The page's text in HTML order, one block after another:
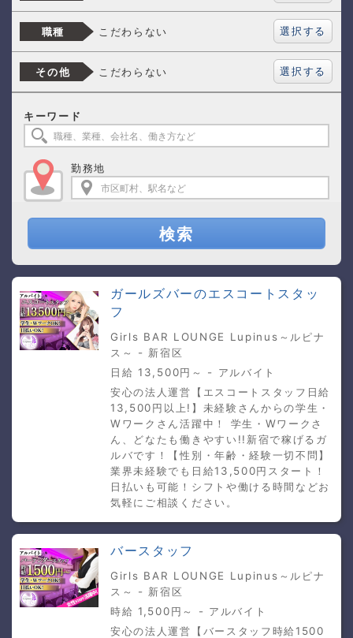
職種 こだわらない 選択する
その他 こだわらない 選択する
キーワード
勤務地
検索
ガールズバーのエスコートスタッ
フ
Girls BAR LOUNGE Lupinus～ルピナ
ス～ - 新宿区
日給 13,500円～ - アルバイト
安心の法人運営【エスコートスタッフ日給
13,500円以上!】未経験さんからの学生・
Wワークさん活躍中！ 学生・Wワークさ
ん、どなたも働きやすい!!新宿で稼げるガ
ルバです！【性別・年齢・経験一切不問】
業界未経験でも日給13,500円スタート！
日払いも可能！シフトや働ける時間などお
気軽にご相談ください。
バースタッフ
Girls BAR LOUNGE Lupinus～ルピナ
ス～ - 新宿区
時給 1,500円～ - アルバイト
安心の法人運営【バースタッフ時給1500